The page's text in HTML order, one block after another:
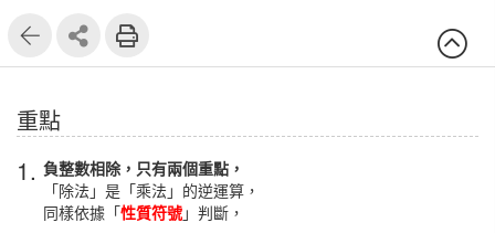
重點
1. 負整數相除，只有兩個重點，
「除法」是「乘法」的逆運算，
同樣依據「性質符號」判斷，